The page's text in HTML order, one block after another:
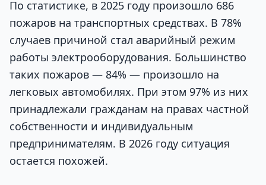
По статистике, в 2025 году произошло 686
пожаров на транспортных средствах. В 78%
случаев причиной стал аварийный режим
работы электрооборудования. Большинство
таких пожаров — 84% — произошло на
легковых автомобилях. При этом 97% из них
принадлежали гражданам на правах частной
собственности и индивидуальным
предпринимателям. В 2026 году ситуация
остается похожей.